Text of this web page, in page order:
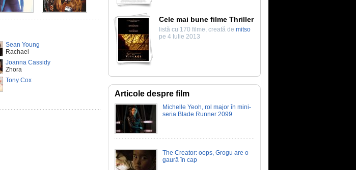
Sean Young
Rachael
Joanna Cassidy
Zhora
Tony Cox
Cele mai bune filme Thriller
listă cu 170 filme, creată de mitso
pe 4 Iulie 2013
Articole despre film
Michelle Yeoh, rol major în mini-
seria Blade Runner 2099
The Creator: oops, Grogu are o
gaură în cap